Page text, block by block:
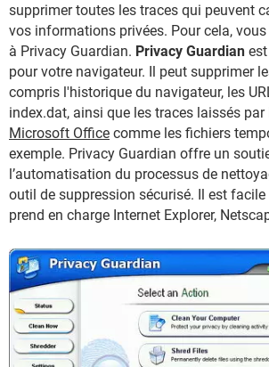
supprimer toutes les traces qui peuvent
vos informations privées. Pour cela,
à Privacy Guardian. Privacy Guardian
pour votre navigateur. Il peut supprimer
compris l'historique du navigateur, les
index.dat, ainsi que les traces laissés
Microsoft Office comme les fichiers
exemple. Privacy Guardian offre un
l’automatisation du processus de
outil de suppression sécurisé. Il est
prend en charge Internet Explorer,